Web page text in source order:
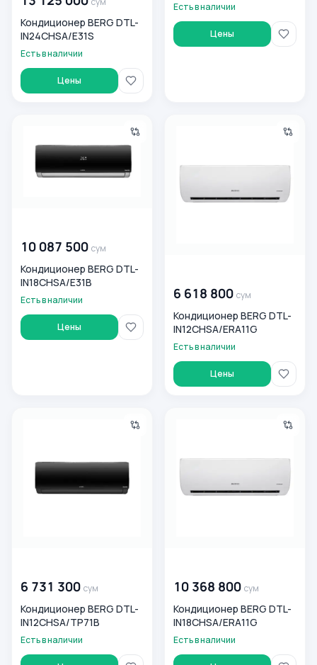
Кондиционер BERG DTL-
IN24CHSA/E31S
Есть в наличии
Цены
Есть в наличии
Цены
10 087 500 сум
Кондиционер BERG DTL-
IN18CHSA/E31B
Есть в наличии
Цены
6 618 800 сум
Кондиционер BERG DTL-
IN12CHSA/ERA11G
Есть в наличии
Цены
6 731 300 сум
Кондиционер BERG DTL-
IN12CHSA/TP71B
Есть в наличии
10 368 800 сум
Кондиционер BERG DTL-
IN18CHSA/ERA11G
Есть в наличии